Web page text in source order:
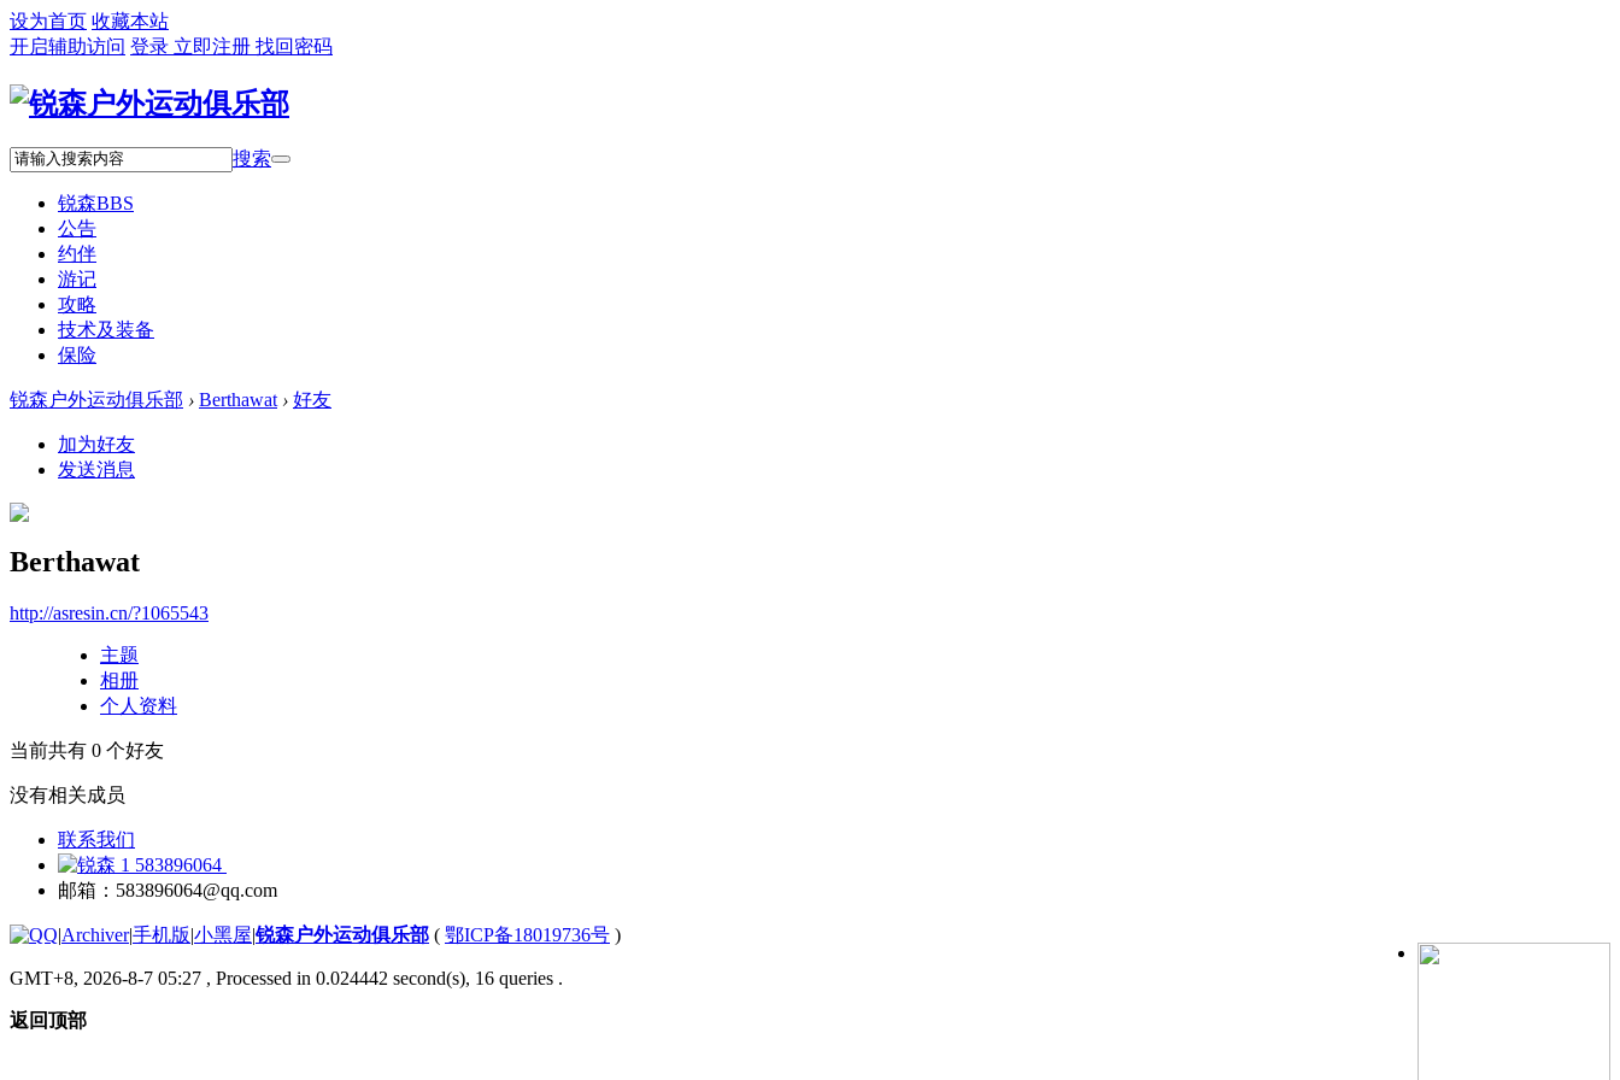
设为首页 收藏本站
开启辅助访问 登录 立即注册 找回密码
搜索
锐森BBS
公告
约伴
游记
攻略
技术及装备
保险
锐森户外运动俱乐部 › Berthawat › 好友
加为好友
发送消息
Berthawat
http://asresin.cn/?1065543
主题
相册
个人资料
当前共有 0 个好友
没有相关成员
联系我们
583896064
邮箱：583896064@qq.com
|Archiver|手机版|小黑屋|锐森户外运动俱乐部 ( 鄂ICP备18019736号 )
GMT+8, 2026-8-7 05:27 , Processed in 0.024442 second(s), 16 queries .
返回顶部